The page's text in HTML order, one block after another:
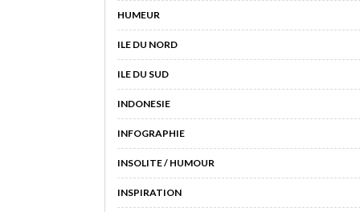
HUMEUR
ILE DU NORD
ILE DU SUD
INDONESIE
INFOGRAPHIE
INSOLITE / HUMOUR
INSPIRATION